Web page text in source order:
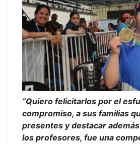
“Quiero felicitarlos por el
compromiso, a sus familias
presentes y destacar
los profesores, fue una